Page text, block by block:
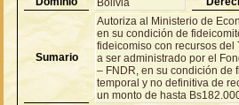
Bolivia
Sumario
Autoriza al Ministerio de
en su condición de
fideicomiso con recursos del
a ser administrado por el
– FNDR, en su condición de
temporal y no definitiva de
un monto de hasta